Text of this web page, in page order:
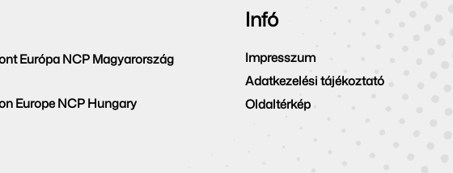
Európa NCP Magyarország
Europe NCP Hungary
Infó
Impresszum
Adatkezelési tájékoztató
Oldaltérkép